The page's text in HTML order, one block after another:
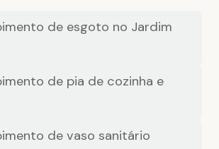
de esgoto no Jardim
de pia de cozinha e
de vaso sanitário